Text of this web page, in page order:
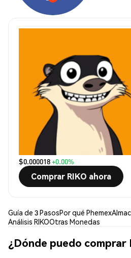
$0.000018+0.00%
Comprar RIKO ahora
Guía de 3 PasosPor qué Phemex
Análisis RIKOOtras Monedas
¿Dónde puedo comprar